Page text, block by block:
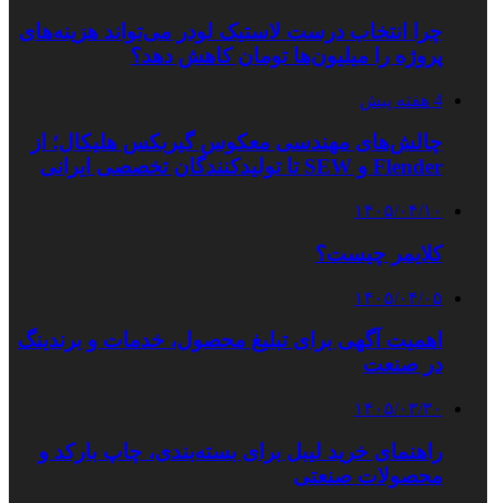
چرا انتخاب درست لاستیک لودر می‌تواند هزینه‌های
پروژه را میلیون‌ها تومان کاهش دهد؟
4 هفته پیش
چالش‌های مهندسی معکوس گیربکس هلیکال؛ از
Flender و SEW تا تولیدکنندگان تخصصی ایرانی
۱۴۰۵/۰۴/۱۰
کلایمر چیست؟
۱۴۰۵/۰۴/۰۵
اهمیت آگهی برای تبلیغ محصول، خدمات و برندینگ
در صنعت
۱۴۰۵/۰۳/۳۰
راهنمای خرید لیبل برای بسته‌بندی، چاپ بارکد و
محصولات صنعتی